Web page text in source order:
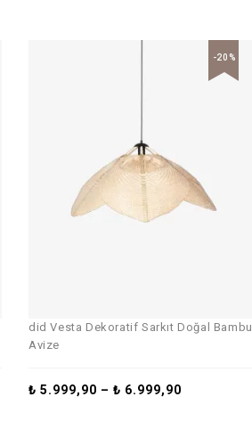
-20%
did Vesta Dekoratif Sarkıt Doğal Bambu
Avize
₺ 5.999,90 – ₺ 6.999,90